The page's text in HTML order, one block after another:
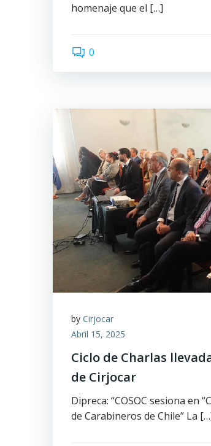
homenaje que el […]
0
by Cirjocar
Abril 15, 2025
Ciclo de Charlas
de Cirjocar
Dipreca: “COSOC sesiona en
de Carabineros de Chile” La